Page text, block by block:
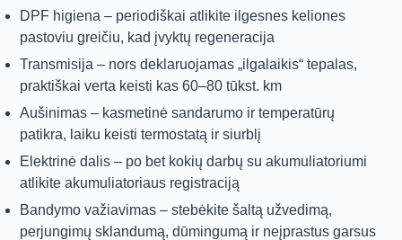
DPF higiena – periodiškai atlikite ilgesnes keliones
pastoviu greičiu, kad įvyktų regeneracija
Transmisija – nors deklaruojamas „ilgalaikis“ tepalas,
praktiškai verta keisti kas 60–80 tūkst. km
Aušinimas – kasmetinė sandarumo ir temperatūrų
patikra, laiku keisti termostatą ir siurblį
Elektrinė dalis – po bet kokių darbų su akumuliatoriumi
atlikite akumuliatoriaus registraciją
Bandymo važiavimas – stebėkite šaltą užvedimą,
perjungimų sklandumą, dūmingumą ir neįprastus garsus